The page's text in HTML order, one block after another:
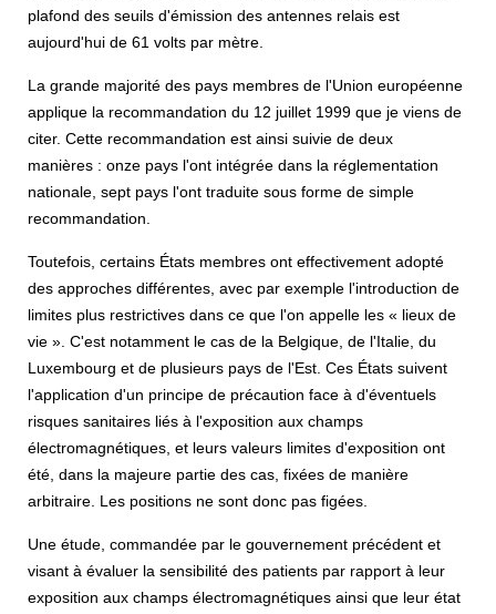
plafond des seuils d'émission des antennes relais est
aujourd'hui de 61 volts par mètre.
La grande majorité des pays membres de l'Union européenne
applique la recommandation du 12 juillet 1999 que je viens de
citer. Cette recommandation est ainsi suivie de deux
manières : onze pays l'ont intégrée dans la réglementation
nationale, sept pays l'ont traduite sous forme de simple
recommandation.
Toutefois, certains États membres ont effectivement adopté
des approches différentes, avec par exemple l'introduction de
limites plus restrictives dans ce que l'on appelle les « lieux de
vie ». C'est notamment le cas de la Belgique, de l'Italie, du
Luxembourg et de plusieurs pays de l'Est. Ces États suivent
l'application d'un principe de précaution face à d'éventuels
risques sanitaires liés à l'exposition aux champs
électromagnétiques, et leurs valeurs limites d'exposition ont
été, dans la majeure partie des cas, fixées de manière
arbitraire. Les positions ne sont donc pas figées.
Une étude, commandée par le gouvernement précédent et
visant à évaluer la sensibilité des patients par rapport à leur
exposition aux champs électromagnétiques ainsi que leur état